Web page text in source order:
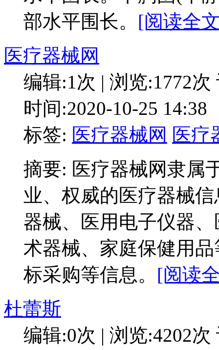
部水平围长。 [阅读全
医疗器械网
编辑:1次 | 浏览:1772次
时间:2020-10-25 14:38
标签: 医疗器械网 医疗
摘要: 医疗器械网隶
业、权威的医疗器械
器械、医用电子仪器
术器械、家庭保健用
标采购等信息。 [阅读
杜蕾斯
编辑:0次 | 浏览:4202次